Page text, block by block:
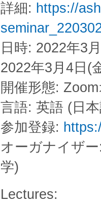
詳細: https://
日時: 2022年3
2022年3月4日(
開催形態:
言語: 英語 (日
参加登録:
オーガナイザ
学)
Lectures: